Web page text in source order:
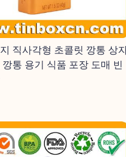
직사각형 초콜릿 깡통 상
깡통 용기 식품 포장 도매 빈